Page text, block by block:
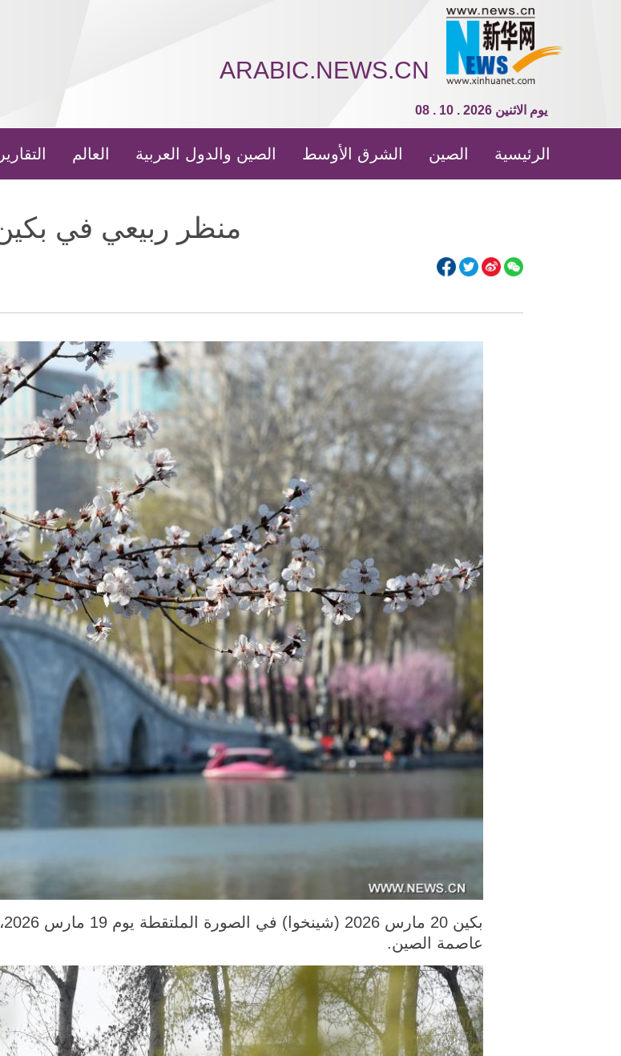
ARABIC.NEWS.CN
08 . 10 . 2026 يوم الاثنين
الرئيسية الصين الشرق الأوسط الصين والدول العربية العالم
منظر ربيعي في
عاصمة الصين.